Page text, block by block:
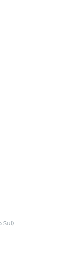
Sul)